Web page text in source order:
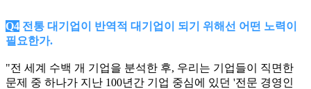
Q4 전통 대기업이 반역적 대기업이 되기 위해선 어떤 노력이
필요한가.
"전 세계 수백 개 기업을 분석한 후, 우리는 기업들이 직면한
문제 중 하나가 지난 100년간 기업 중심에 있던 '전문 경영인